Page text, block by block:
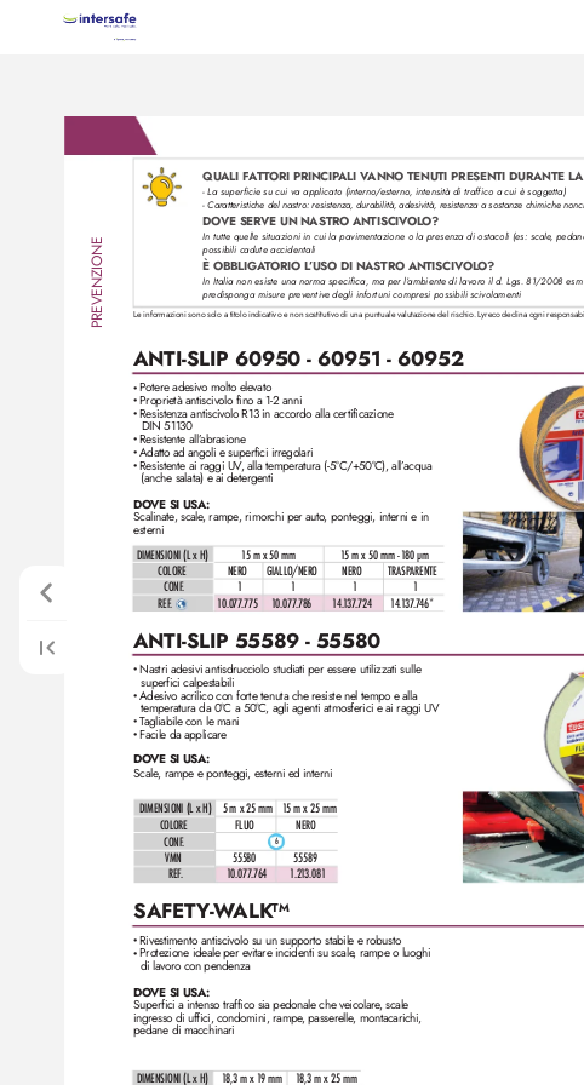
PREVENZIONE
• Rivestimento antiscivolo su un supporto stabile e robusto
• Protezione ideale per evitare incidenti su scale, rampe o luoghi
di lavoro con pendenza
DOVE SI USA:
Superfici a intenso traffico sia pedonale che veicolare, scale
ingresso di uffici, condomini, rampe, passerelle, montacarichi,
pedane di macchinari
• Nastri adesivi antisdrucciolo studiati per essere utilizzati sulle
superfici calpestabili
• Adesivo acrilico con forte tenuta che resiste nel tempo e alla
temperatura da 0°C a 50°C, agli agenti atmosferici e ai raggi UV
• Tagliabile con le mani
• Facile da applicare
DOVE SI USA:
Scale, rampe e ponteggi, esterni ed interni
SAFETY-WALKTM
ANTI-SLIP 55589 - 55580
ANTI-SLIP 60950 - 60951 - 60952
QUALI FATTORI PRINCIPALI VANNO TENUTI PRESENTI DURANTE
- La superficie su cui va applicato (interno/esterno , intensità di traffico a cui è soggetta)
- Caratteristiche del nastro: resistenza, durabilità, adesività, resistenza a sostanze chimiche
DOVE SERVE UN NASTRO ANTISCIVOLO?
In tutte quelle situazioni in cui la pavimentazione o la presenza di ostacoli (es: scale,
possibili cadute accidentali
È OBBLIGATORIO L’USO DI NASTRO ANTISCIVOLO?
In Italia non esiste una norma specifica, ma per l’ambiente di lavoro il d. Lgs. 81/2008
predisponga misure preventive degli infortuni compresi possibili scivolamenti
DIMENSIONI (L x H) 15 m x 50 mm 15 m x 50 mm - 180 µm
COLORE NERO GIALLO/NERO NERO TRASPARENTE
CONF. 1 1 1
1
REF. 10.077.775 10.077.786 14.137.724 14.137.746*
DIMENSIONI (L x H) 5 m x 25 mm 15 m x 25 mm
COLORE
FLUO
NERO
CONF. 6
VMN 55580
55589
REF. 10.077.764 1.213.081
DIMENSIONI (L x H) 18,3 m x 19 mm 18,3 m x 25 mm
• Potere adesivo molto elevato
• Proprietà antiscivolo fino a 1-2 anni
• Resistenza antiscivolo R13 in accordo alla certificazione
DIN 51130
• Resistente all’abrasione
• Adatto ad angoli e superfici irregolari
• Resistente ai raggi UV, alla temperatura (-5°C/+50°C), all’acqua
(anche salata) e ai detergenti
DOVE SI USA:
Scalinate, scale, rampe, rimorchi per auto, ponteggi, interni e in
esterni
Le informazioni sono solo a titolo indicativo e non sostitutivo di una puntuale valutazione del rischio. Lyreco declina ogni